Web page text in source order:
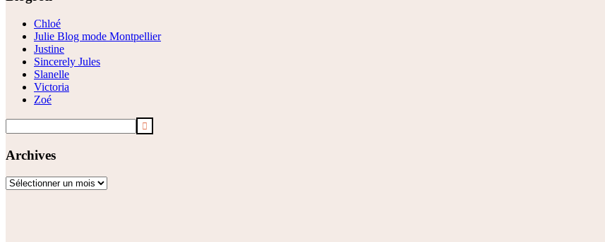
Chloé
Julie Blog mode Montpellier
Justine
Sincerely Jules
Slanelle
Victoria
Zoé
Archives
Archives